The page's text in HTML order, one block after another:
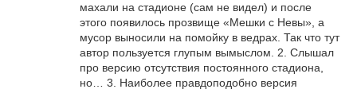
махали на стадионе (сам не видел) и после
этого появилось прозвище «Мешки с Невы», а
мусор выносили на помойку в ведрах. Так что тут
автор пользуется глупым вымыслом. 2. Слышал
про версию отсутствия постоянного стадиона,
но… 3. Наиболее правдоподобно версия